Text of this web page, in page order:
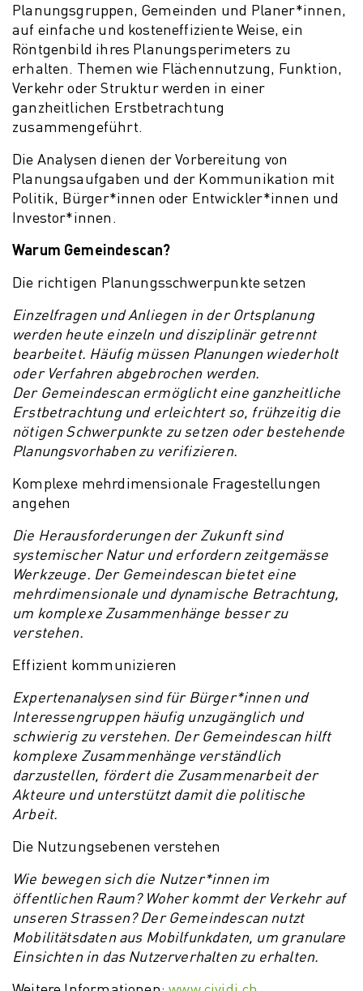
Planungsgruppen, Gemeinden und Planer*innen,
auf einfache und kosteneffiziente Weise, ein
Röntgenbild ihres Planungsperimeters zu
erhalten. Themen wie Flächennutzung, Funktion,
Verkehr oder Struktur werden in einer
ganzheitlichen Erstbetrachtung
zusammengeführt.
Die Analysen dienen der Vorbereitung von
Planungsaufgaben und der Kommunikation mit
Politik, Bürger*innen oder Entwickler*innen und
Investor*innen.
Warum Gemeindescan?
Die richtigen Planungsschwerpunkte setzen
Einzelfragen und Anliegen in der Ortsplanung
werden heute einzeln und disziplinär getrennt
bearbeitet. Häufig müssen Planungen wiederholt
oder Verfahren abgebrochen werden.
Der Gemeindescan ermöglicht eine ganzheitliche
Erstbetrachtung und erleichtert so, frühzeitig die
nötigen Schwerpunkte zu setzen oder bestehende
Planungsvorhaben zu verifizieren.
Komplexe mehrdimensionale Fragestellungen
angehen
Die Herausforderungen der Zukunft sind
systemischer Natur und erfordern zeitgemässe
Werkzeuge. Der Gemeindescan bietet eine
mehrdimensionale und dynamische Betrachtung,
um komplexe Zusammenhänge besser zu
verstehen.
Effizient kommunizieren
Expertenanalysen sind für Bürger*innen und
Interessengruppen häufig unzugänglich und
schwierig zu verstehen. Der Gemeindescan hilft
komplexe Zusammenhänge verständlich
darzustellen, fördert die Zusammenarbeit der
Akteure und unterstützt damit die politische
Arbeit.
Die Nutzungsebenen verstehen
Wie bewegen sich die Nutzer*innen im
öffentlichen Raum? Woher kommt der Verkehr auf
unseren Strassen? Der Gemeindescan nutzt
Mobilitätsdaten aus Mobilfunkdaten, um granulare
Einsichten in das Nutzerverhalten zu erhalten.